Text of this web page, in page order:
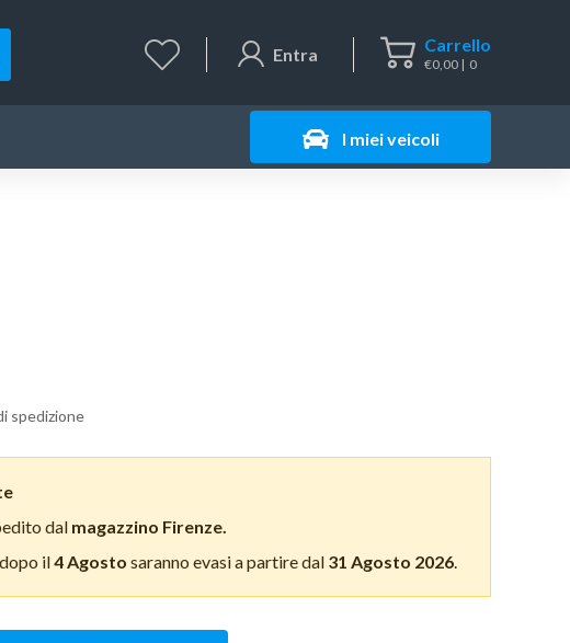
Carrello
€0,00 0
Entra
I miei veicoli
spedizione
dal magazzino Firenze.
il4 Agosto saranno evasi a partire dal 31 Agosto 2026.